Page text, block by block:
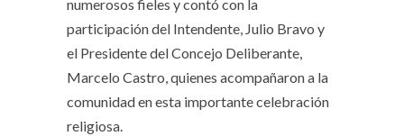
numerosos fieles y contó con la
participación del Intendente, Julio Bravo y
el Presidente del Concejo Deliberante,
Marcelo Castro, quienes acompañaron a la
comunidad en esta importante celebración
religiosa.